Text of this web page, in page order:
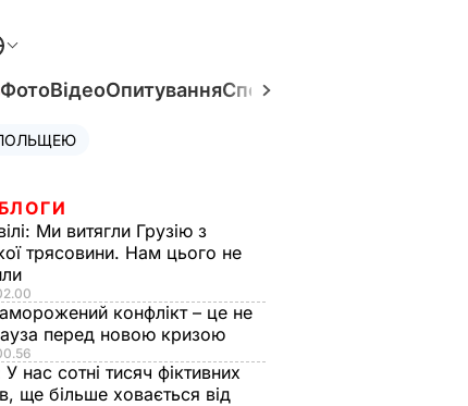
ФотоВідеоОпитуванняСпецпроєкти
Ми витягли Грузію з
трясовини. Нам цього не
конфлікт – це не
перед новою кризою
У нас сотні тисяч фіктивних
ще більше ховається від